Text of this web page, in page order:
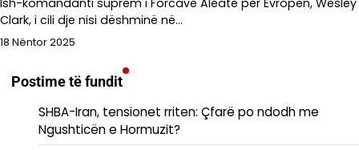
Ish-komandanti suprem i Forcave Aleate për Evropën, Wesley
Clark, i cili dje nisi dëshminë në…
18 Nëntor 2025
Postime të fundit
SHBA-Iran, tensionet rriten: Çfarë po ndodh me
Ngushticën e Hormuzit?